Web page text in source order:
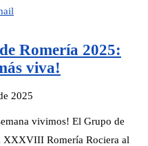
Romería 2025:
viva!
2025
vivimos! El Grupo de
XXXVIII Romería Rociera al